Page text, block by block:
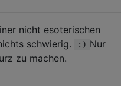
nicht esoterischen
schwierig.
:) Nur
zu machen.